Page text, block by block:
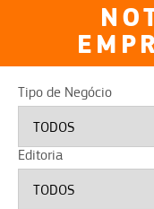
Tipo de Negócio
Editoria